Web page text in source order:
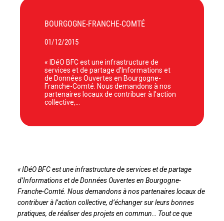
BOURGOGNE-FRANCHE-COMTÉ
01/12/2015
« IDéO BFC est une infrastructure de
services et de partage d’Informations et
de Données Ouvertes en Bourgogne-
Franche-Comté. Nous demandons à nos
partenaires locaux de contribuer à l’action
collective,…
«IDéO BFC est une infrastructure de services et de partage
d’Informations et de Données Ouvertes en Bourgogne-
Franche-Comté. Nous demandons à nos partenaires locaux de
contribuer à l’action collective, d’échanger sur leurs bonnes
pratiques, de réaliser des projets en commun… Tout ce que